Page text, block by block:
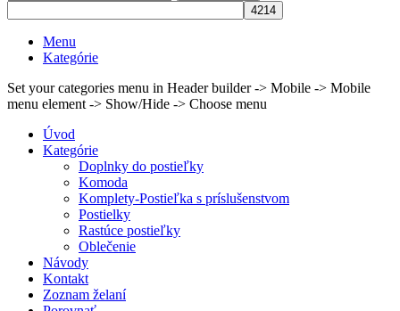
Menu
Kategórie
Set your categories menu in Header builder -> Mobile -> Mobile
menu element -> Show/Hide -> Choose menu
Úvod
Kategórie
Doplnky do postieľky
Komoda
Komplety-Postieľka s príslušenstvom
Postielky
Rastúce postieľky
Oblečenie
Návody
Kontakt
Zoznam želaní